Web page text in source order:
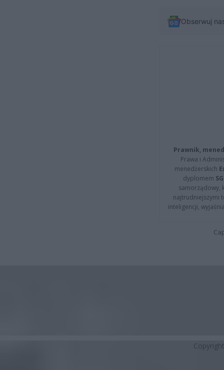
Obserwuj
Prawnik,
Prawa i
menedżerskich
dyplomem
samorządowy,
najtrudniejszymi
inteligencji,